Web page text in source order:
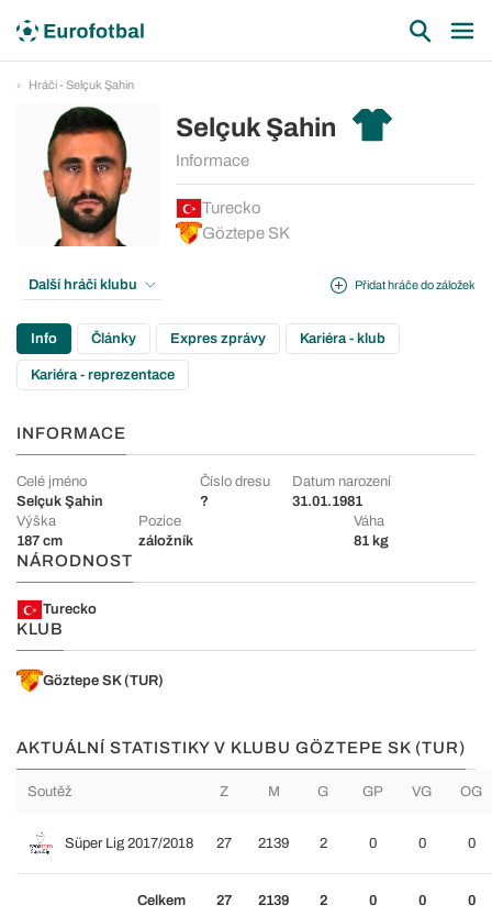
Hráči - Selçuk Şahin
Selçuk Şahin
Informace
Turecko
Göztepe SK
Přidat hráče do záložek
Další hráči klubu
Info Články Expres zprávy Kariéra - klub
Kariéra - reprezentace
INFORMACE
Celé jméno
Selçuk Şahin
Číslo dresu
?
Datum narození
31.01.1981
Výška
187 cm
Pozice
záložník
Váha
81 kg
NÁRODNOST
Turecko
KLUB
Göztepe SK (TUR)
AKTUÁLNÍ STATISTIKY V KLUBU GÖZTEPE SK (TUR)
Soutěž Z M G GP VG OG
Süper Lig 2017/2018 27 2139 2 0 0 0
Celkem 27 2139 2 0 0 0